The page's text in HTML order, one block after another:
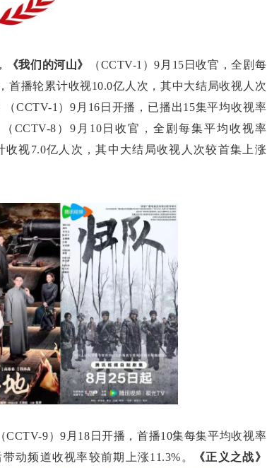
《我们的河山》
（CCTV-1）9月15日收官，全剧每
首播轮累计收视10.0亿人次，其中大结局收视人次
（CCTV-1）9月16日开播，已播出15集平均收视率
（CCTV-8）9月10日收官，全剧每集平均收视率
视7.0亿人次，其中大结局收视人次较首集上涨
（CCTV-9）9月18日开播，首播10集每集平均收视率
动频道收视率较前期上涨11.3%。
《正义之战》